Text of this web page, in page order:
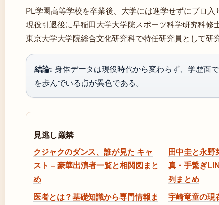
PL学園高等学校を卒業後、大学には進学せずにプロ入
現役引退後に早稲田大学大学院スポーツ科学研究科修
東京大学大学院総合文化研究科で特任研究員として研
結論: 身体データは現役時代から変わらず、学歴面
を歩んでいる点が異色である。
見逃し厳禁
クジャクのダンス、誰が見た キャ
スト – 豪華出演者一覧と相関図まと
め
田中圭と永野
真・手繋ぎ
列まとめ
医者とは？基礎知識から専門情報ま
宇崎竜童の現